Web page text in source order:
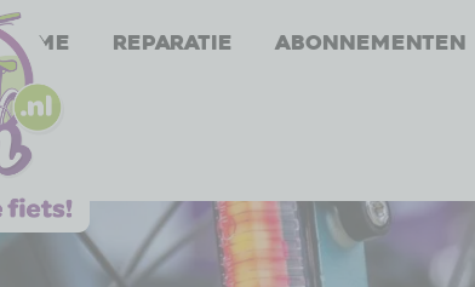
Home Reparatie Abonnementen